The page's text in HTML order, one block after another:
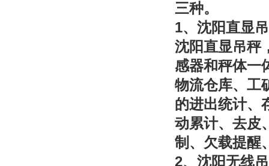
三种。
1、沈阳直显
沈阳直显吊秤
感器和秤体一
物流仓库、工
的进出统计、
动累计、去皮
制、欠载提醒
2、沈阳无线